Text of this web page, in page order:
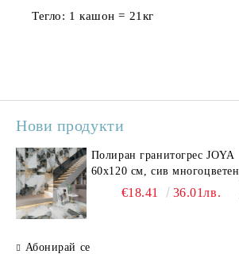
Тегло: 1 кашон = 21кг
Нови продукти
Полиран гранитогрес JOYA
60x120 см, сив многоцветен
€18.41 36.01лв.
Абонирай се